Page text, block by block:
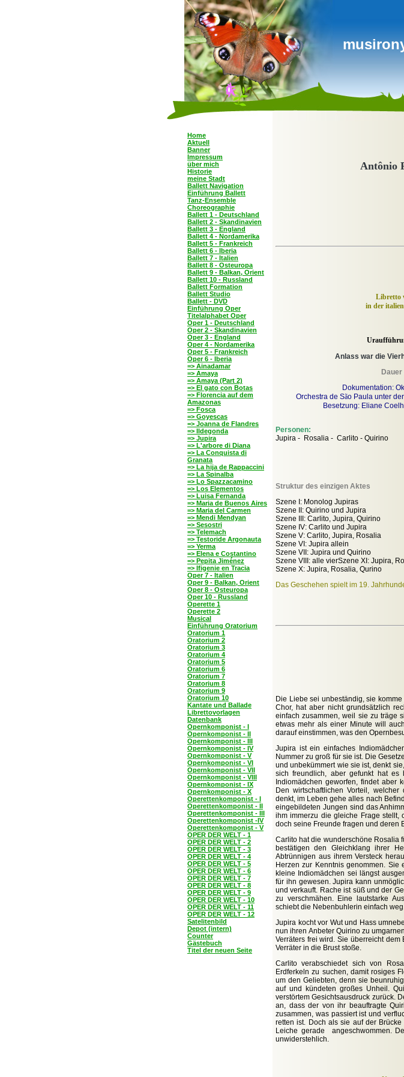
Home
Aktuell
Banner
Impressum
über mich
Historie
meine Stadt
Ballett Navigation
Einführung Ballett
Tanz-Ensemble
Choreographie
Ballett 1 - Deutschland
Ballett 2 - Skandinavien
Ballett 3 - England
Ballett 4 - Nordamerika
Ballett 5 - Frankreich
Ballett 6 - Iberia
Ballett 7 - Italien
Ballett 8 - Osteuropa
Ballett 9 - Balkan, Orient
Ballett 10 - Russland
Ballett Formation
Ballett Studio
Ballett - DVD
Einführung Oper
Titelalphabet Oper
Oper 1 - Deutschland
Oper 2 - Skandinavien
Oper 3 - England
Oper 4 - Nordamerika
Oper 5 - Frankreich
Oper 6 - Iberia
=> Ainadamar
=> Amaya
=> Amaya (Part 2)
=> El gato con Botas
=> Florencia auf dem
Amazonas
=> Fosca
=> Goyescas
=> Joanna de Flandres
=> Ildegonda
=> Jupira
=> L'arbore di Diana
=> La Conquista di
Granata
=> La hija de Rappaccini
=> La Spinalba
=> Lo Spazzacamino
=> Los Elementos
=> Luisa Fernanda
=> Maria de Buenos Aires
=> Maria del Carmen
=> Mendi Mendyan
=> Sesostri
=> Telemach
=> Testoride Argonauta
=> Yerma
=> Elena e Costantino
=> Pepita Jiménez
=> Ifigenie en Tracia
Oper 7 - Italien
Oper 9 - Balkan, Orient
Oper 8 - Osteuropa
Oper 10 - Russland
Operette 1
Operette 2
Musical
Einführung Oratorium
Oratorium 1
Oratorium 2
Oratorium 3
Oratorium 4
Oratorium 5
Oratorium 6
Oratorium 7
Oratorium 8
Oratorium 9
Oratorium 10
Kantate und Ballade
Librettovorlagen
Datenbank
Opernkomponist - I
Opernkomponist - II
Opernkomponist - III
Opernkomponist - IV
Opernkomponist - V
Opernkomponist - VI
Opernkomponist - VII
Opernkomponist - VIII
Opernkomponist - IX
Opernkomponist - X
Operettenkomponist - I
Operettenkomponist - II
Operettenkomponist - III
Operettenkomponist -IV
Operettenkomponist - V
OPER DER WELT - 1
OPER DER WELT - 2
OPER DER WELT - 3
OPER DER WELT - 4
OPER DER WELT - 5
OPER DER WELT - 6
OPER DER WELT - 7
OPER DER WELT - 8
OPER DER WELT - 9
OPER DER WELT - 10
OPER DER WELT - 11
OPER DER WELT - 12
Satelitenbild
Depot (intern)
Counter
Gästebuch
Titel der neuen Seite
Antônio
Libretto
in der
Anlass war die
Dokumentation:
Orchestra de São Paula unter
Besetzung: Eliane
Personen:
Jupira - Rosalia - Carlito - Quirino
Struktur des einzigen Aktes
Szene I: Monolog Jupiras
Szene II: Quirino und Jupira
Szene III: Carlito, Jupira, Quirino
Szene IV: Carlito und Jupira
Szene V: Carlito, Jupira, Rosalia
Szene VI: Jupira allein
Szene VII: Jupira und Quirino
Szene VIII: alle vierSzene XI: Jupira,
Szene X: Jupira, Rosalia, Qurino
Das Geschehen spielt im 19.
Die Liebe sei unbeständig, sie
Chor, hat aber nicht grundsätzlich
einfach zusammen, weil sie zu träge
etwas mehr als einer Minute will
darauf einstimmen, was den
Jupira ist ein einfaches
Nummer zu groß für sie ist. Die
und unbekümmert wie sie ist, denkt
sich freundlich, aber gefunkt hat
Indiomädchen geworfen, findet aber
Den wirtschaftlichen Vorteil,
denkt, im Leben gehe alles nach
eingebildeten Jungen sind das
ihm immerzu die gleiche Frage stellt,
doch seine Freunde fragen und deren
Carlito hat die wunderschöne Rosalia
bestätigen den Gleichklang ihrer
Abtrünnigen aus ihrem Versteck
Herzen zur Kenntnis genommen.
kleine Indiomädchen sei längst
für ihn gewesen. Jupira kann
und verkauft. Rache ist süß und der
zu verschmähen. Eine lautstarke
schiebt die Nebenbuhlerin einfach
Jupira kocht vor Wut und Hass
nun ihren Anbeter Quirino zu
Verräters frei wird. Sie überreicht
Verräter in die Brust stoße.
Carlito verabschiedet sich von
Erdferkeln zu suchen, damit rosiges
um den Geliebten, denn sie
auf und kündeten großes Unheil.
verstörtem Gesichtsausdruck zurück.
an, dass der von ihr beauftragte
zusammen, was passiert ist und
retten ist. Doch als sie auf der
Leiche gerade angeschwommen.
unwiderstehlich.